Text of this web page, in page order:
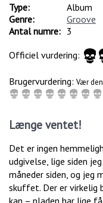
Type:
Album
Genre:
Groove
Antal numre: 3
Officiel vurdering:
Brugervurdering: Vær
Længe ventet!
Det er ingen
udgivelse, lige siden
måneder siden, og jeg
skuffet. Der er